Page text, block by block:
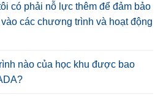
có phải nỗ lực thêm để đảm bảo
các chương trình và hoạt động
nào của học khu được bao